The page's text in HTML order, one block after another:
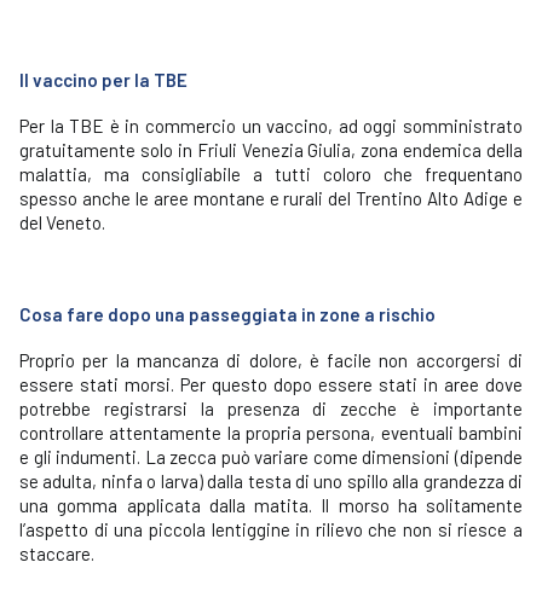
ll vaccino per la TBE
Per la TBE è in commercio un vaccino, ad oggi somministrato
gratuitamente solo in Friuli Venezia Giulia, zona endemica della
malattia, ma consigliabile a tutti coloro che frequentano
spesso anche le aree montane e rurali del Trentino Alto Adige e
del Veneto.
Cosa fare dopo una passeggiata in zone a rischio
Proprio per la mancanza di dolore, è facile non accorgersi di
essere stati morsi. Per questo dopo essere stati in aree dove
potrebbe registrarsi la presenza di zecche è importante
controllare attentamente la propria persona, eventuali bambini
e gli indumenti. La zecca può variare come dimensioni (dipende
se adulta, ninfa o larva) dalla testa di uno spillo alla grandezza di
una gomma applicata dalla matita. Il morso ha solitamente
l’aspetto di una piccola lentiggine in rilievo che non si riesce a
staccare.